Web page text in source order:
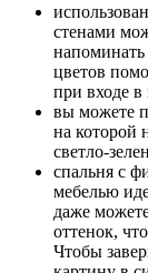
стенами
цветов
при входе в
вы можете
на которой
светло-
спальня с
мебелью
даже
оттенок,
Чтобы